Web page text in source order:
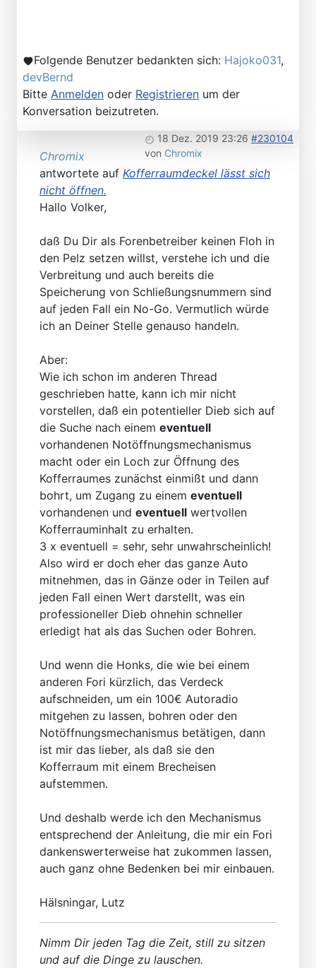
Folgende Benutzer bedankten sich: Hajoko031,
devBernd
Bitte Anmelden oder Registrieren um der
Konversation beizutreten.
18 Dez. 2019 23:26 #230104
von Chromix
Chromix
antwortete auf Kofferraumdeckel lässt sich
nicht öffnen.
Hallo Volker,
daß Du Dir als Forenbetreiber keinen Floh in
den Pelz setzen willst, verstehe ich und die
Verbreitung und auch bereits die
Speicherung von Schließungsnummern sind
auf jeden Fall ein No-Go. Vermutlich würde
ich an Deiner Stelle genauso handeln.
Aber:
Wie ich schon im anderen Thread
geschrieben hatte, kann ich mir nicht
vorstellen, daß ein potentieller Dieb sich auf
die Suche nach einem eventuell
vorhandenen Notöffnungsmechanismus
macht oder ein Loch zur Öffnung des
Kofferraumes zunächst einmißt und dann
bohrt, um Zugang zu einem eventuell
vorhandenen und eventuell wertvollen
Kofferrauminhalt zu erhalten.
3 x eventuell = sehr, sehr unwahrscheinlich!
Also wird er doch eher das ganze Auto
mitnehmen, das in Gänze oder in Teilen auf
jeden Fall einen Wert darstellt, was ein
professioneller Dieb ohnehin schneller
erledigt hat als das Suchen oder Bohren.
Und wenn die Honks, die wie bei einem
anderen Fori kürzlich, das Verdeck
aufschneiden, um ein 100€ Autoradio
mitgehen zu lassen, bohren oder den
Notöffnungsmechanismus betätigen, dann
ist mir das lieber, als daß sie den
Kofferraum mit einem Brecheisen
aufstemmen.
Und deshalb werde ich den Mechanismus
entsprechend der Anleitung, die mir ein Fori
dankenswerterweise hat zukommen lassen,
auch ganz ohne Bedenken bei mir einbauen.
Hälsningar, Lutz
Nimm Dir jeden Tag die Zeit, still zu sitzen
und auf die Dinge zu lauschen.